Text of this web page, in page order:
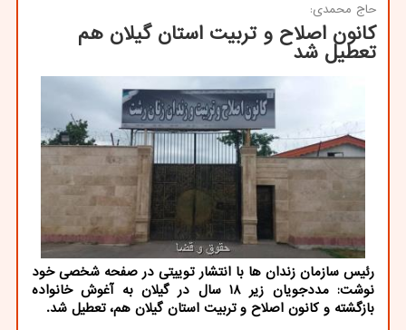
حاج محمدی:
كانون اصلاح و تربیت استان گیلان هم
تعطیل شد
رئیس سازمان زندان ها با انتشار توییتی در صفحه شخصی خود
نوشت: مددجویان زیر ۱۸ سال در گیلان به آغوش خانواده
بازگشته و کانون اصلاح و تربیت استان گیلان هم، تعطیل شد.